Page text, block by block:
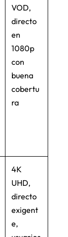
VOD,
directo
en
1080p
con
buena
cobertu
ra
4K
UHD,
directo
exigent
e,